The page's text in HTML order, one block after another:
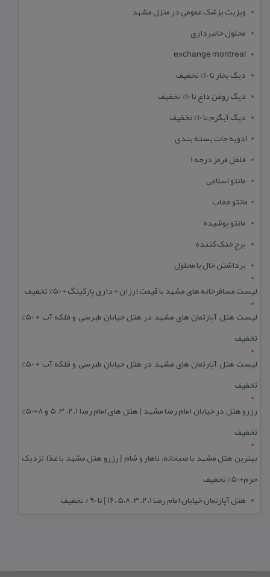
ویزیت پزشک عمومی در منزل مشهد
محلول خالبرداری
exchange montreal
دیگ بخار تا 10% تخفیف
دیگ روغن داغ تا 10% تخفیف
دیگ آبگرم تا 10% تخفیف
ادویه جات بسته بندی
فلفل قرمز درجه 1
مانتو اسلامی
مانتو حجاب
مانتو پوشیده
برج خنک کننده
برداشتن خال با محلول
لیست مسافرخانه های مشهد با قیمت ارزان + داری پارکینگ + 50% تخفیف
لیست هتل آپارتمان های مشهد در هتل خیابان طبرسی و فلکه آب + 50%
تخفیف
لیست هتل آپارتمان های مشهد در هتل خیابان طبرسی و فلکه آب + 50%
تخفیف
رزرو هتل در خیابان امام رضا مشهد | هتل‌ های امام رضا 1، 2، 3، 5 و 8+50%
تخفیف
بهترین هتل مشهد با صبحانه، ناهار و شام | رزرو هتل مشهد با غذا نزدیک
حرم+50% تخفیف
هتل آپارتمان خیابان امام رضا 1، 2، 3، 5،8 ،16 | تا 90 % تخفیف